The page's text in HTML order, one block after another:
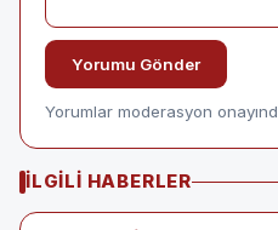
Yorumu Gönder
Yorumlar moderasyon
İLGILI HABERLER